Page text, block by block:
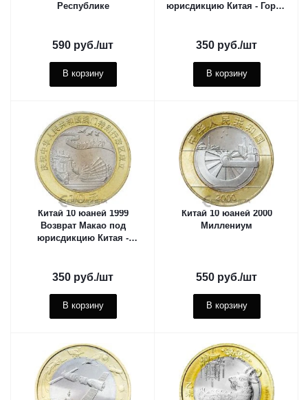
Республике
590 руб./шт
В корзину
юрисдикцию Китая - Город
350 руб./шт
В корзину
Китай 10 юаней 1999
Возврат Макао под
юрисдикцию Китая -
350 руб./шт
В корзину
Китай 10 юаней 2000
Миллениум
550 руб./шт
В корзину